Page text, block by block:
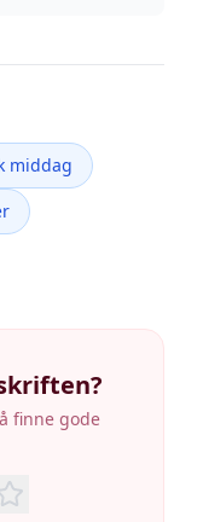
middag
finne gode